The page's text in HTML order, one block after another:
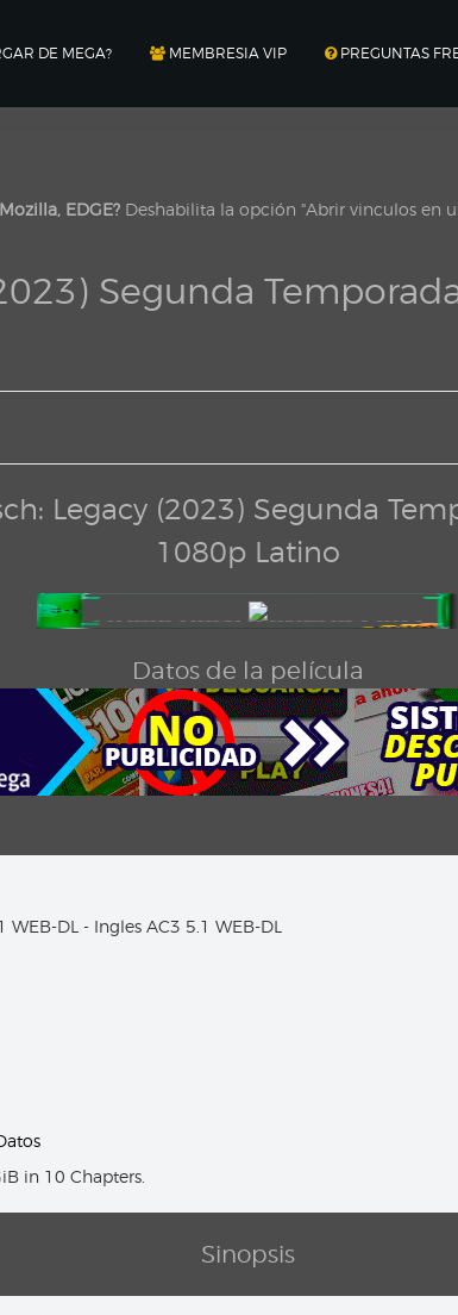
DE MEGA? MEMBRESIA VIP PREGUNTAS
EDGE? Deshabilita la opción "Abrir vinculos en
Segunda
Legacy (2023) Segunda
1080p Latino
Datos de la película
WEB-DL - Ingles AC3 5.1 WEB-DL
in 10 Chapters.
Sinopsis